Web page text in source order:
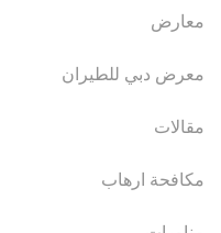
معارض
معرض دبي للطيران
مقالات
مكافحة ارهاب